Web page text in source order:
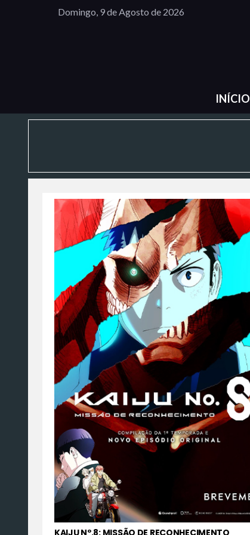
Domingo, 9 de Agosto de 2026
INÍCIO
KAIJU Nº.8: MISSÃO DE RECONHECIMENTO